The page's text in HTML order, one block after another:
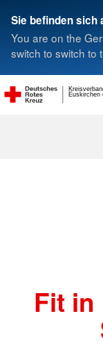
Sie befinden sich
You are on the
switch to switch to
Euskirchen
Fit in